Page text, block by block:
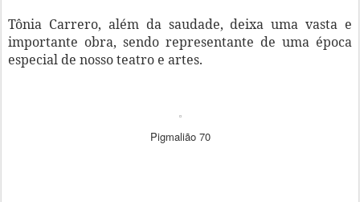
Tônia Carrero, além da saudade, deixa uma vasta e
importante obra, sendo representante de uma época
especial de nosso teatro e artes.
Pigmalião 70